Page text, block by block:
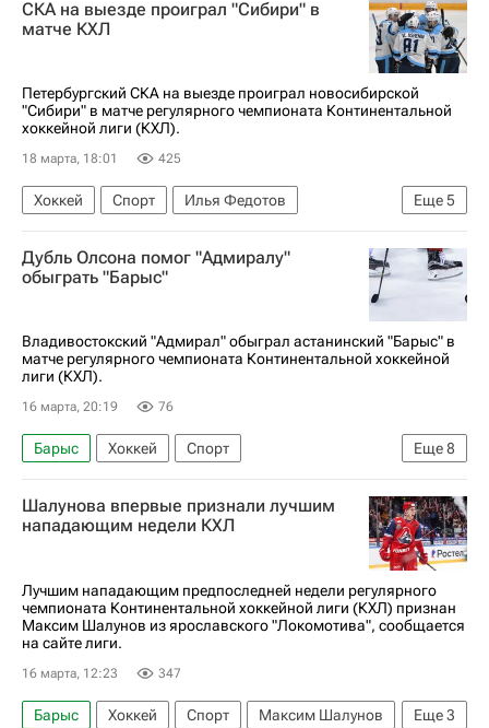
Сибирь
Михаил Абрамов
СКА на выезде проиграл "Сибири" в
матче КХЛ
Петербургский СКА на выезде проиграл новосибирской
"Сибири" в матче регулярного чемпионата Континентальной
хоккейной лиги (КХЛ).
18 марта, 18:01 425
Еще5
Хоккей Спорт
Илья Федотов
Илья Талалуев
Михаил Абрамов
Сибирь
СКА (Санкт-Петербург)
КХЛ 2025-2026
Дубль Олсона помог "Адмиралу"
обыграть "Барыс"
Владивостокский "Адмирал" обыграл астанинский "Барыс" в
матче регулярного чемпионата Континентальной хоккейной
лиги (КХЛ).
16 марта, 20:19 76
Еще8
Барыс Хоккей
Спорт
Дмитрий Тимашов
Анонсы и трансляции матчей
ХК Динамо (Москва)
КХЛ 2025-2026
Тайс Томпсон
Адмирал
Шалунова впервые признали лучшим
нападающим недели КХЛ
Лучшим нападающим предпоследней недели регулярного
чемпионата Континентальной хоккейной лиги (КХЛ) признан
Максим Шалунов из ярославского "Локомотива", сообщается
на сайте лиги.
16 марта, 12:23 347
Еще3
Барыс Хоккей Спорт
Максим Шалунов